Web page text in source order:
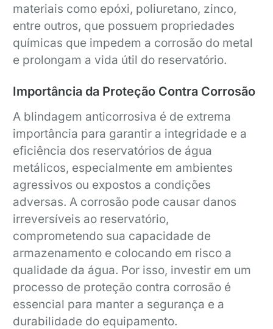
materiais como epóxi, poliuretano, zinco,
entre outros, que possuem propriedades
químicas que impedem a corrosão do metal
e prolongam a vida útil do reservatório.
Importância da Proteção Contra Corrosão
A blindagem anticorrosiva é de extrema
importância para garantir a integridade e a
eficiência dos reservatórios de água
metálicos, especialmente em ambientes
agressivos ou expostos a condições
adversas. A corrosão pode causar danos
irreversíveis ao reservatório,
comprometendo sua capacidade de
armazenamento e colocando em risco a
qualidade da água. Por isso, investir em um
processo de proteção contra corrosão é
essencial para manter a segurança e a
durabilidade do equipamento.